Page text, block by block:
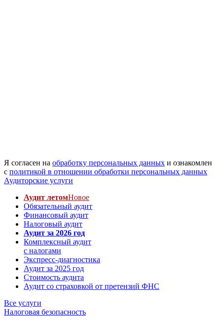
Я согласен на обработку персональных данных и ознакомлен
с политикой в отношении обработки персональных данных
Аудиторские услуги
Аудит летомНовое
Обязательный аудит
Финансовый аудит
Налоговый аудит
Аудит за 2026 год
Комплексный аудит
с налогами
Экспресс-диагностика
Аудит за 2025 год
Стоимость аудита
Аудит со страховкой от претензий ФНС
Все услуги
Налоговая безопасность